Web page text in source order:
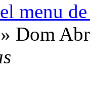
menu
» Dom